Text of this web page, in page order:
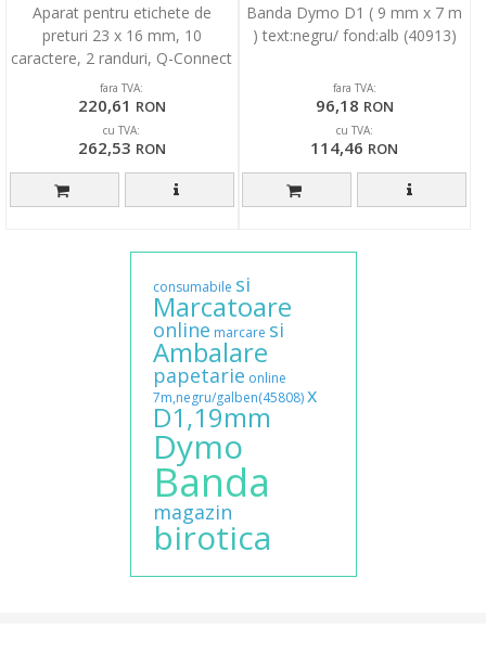
Aparat pentru etichete de
preturi 23 x 16 mm, 10
caractere, 2 randuri, Q-Connect
- rosu
fara TVA:
220,61 RON
cu TVA:
262,53 RON
Banda Dymo D1 ( 9 mm x 7 m
) text:negru/ fond:alb (40913)
fara TVA:
96,18 RON
cu TVA:
114,46 RON
consumabile si
Marcatoare
online marcare si
Ambalare
papetarie online
7m,negru/galben(45808) x
D1,19mm
Dymo
Banda
magazin
birotica